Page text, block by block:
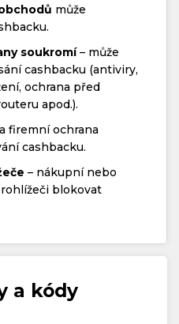
může
soukromí– může
cashbacku (antiviry,
ochrana před
apod.).
firemní ochrana
cashbacku.
– nákupní nebo
blokovat
a kódy